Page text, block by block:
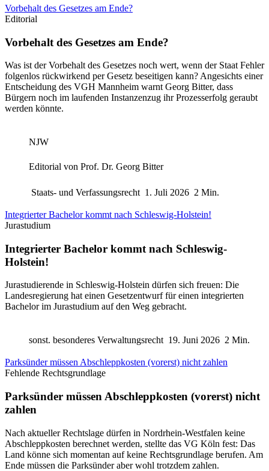
Vorbehalt des Gesetzes am Ende?
Editorial
Vorbehalt des Gesetzes am Ende?
Was ist der Vorbehalt des Gesetzes noch wert, wenn der Staat Fehler
folgenlos rückwirkend per Gesetz beseitigen kann? Angesichts einer
Entscheidung des VGH Mannheim warnt Georg Bitter, dass
Bürgern noch im laufenden Instanzenzug ihr Prozesserfolg geraubt
werden könnte.
NJW
Editorial von Prof. Dr. Georg Bitter
Staats- und Verfassungsrecht 1. Juli 2026 2 Min.
Integrierter Bachelor kommt nach Schleswig-Holstein!
Jurastudium
Integrierter Bachelor kommt nach Schleswig-
Holstein!
Jurastudierende in Schleswig-Holstein dürfen sich freuen: Die
Landesregierung hat einen Gesetzentwurf für einen integrierten
Bachelor im Jurastudium auf den Weg gebracht.
sonst. besonderes Verwaltungsrecht 19. Juni 2026 2 Min.
Parksünder müssen Abschleppkosten (vorerst) nicht zahlen
Fehlende Rechtsgrundlage
Parksünder müssen Abschleppkosten (vorerst) nicht
zahlen
Nach aktueller Rechtslage dürfen in Nordrhein-Westfalen keine
Abschleppkosten berechnet werden, stellte das VG Köln fest: Das
Land könne sich momentan auf keine Rechtsgrundlage berufen. Am
Ende müssen die Parksünder aber wohl trotzdem zahlen.